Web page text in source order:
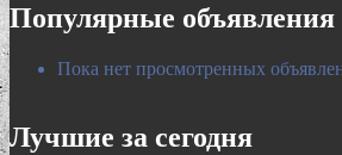
Популярные объявления
Пока нет просмотренных
Лучшие за сегодня